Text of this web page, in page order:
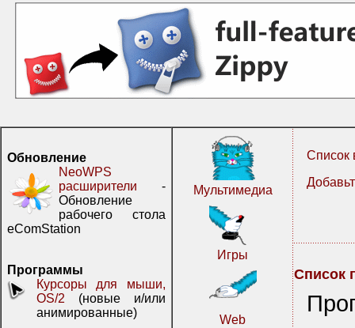
Обновление
NeoWPS
расширители -
Обновление
рабочего стола
eComStation
Программы
Курсоры для мыши,
OS/2 (новые и/или
анимированные)
Мультимедиа
Игры
Web
Список
Список